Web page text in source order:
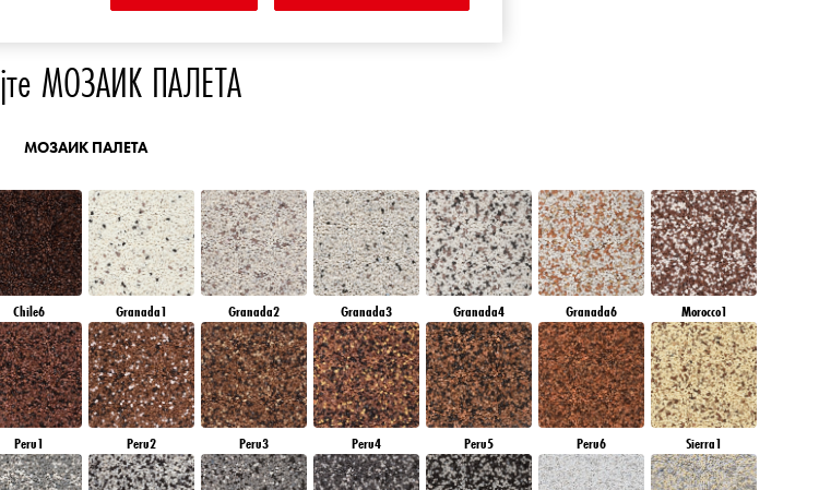
МОЗАИК ПАЛЕТА
МОЗАИК ПАЛЕТА
Chile6 Granada1 Granada2 Granada3 Granada4 Granada6 Morocco1
Peru1 Peru2 Peru3 Peru4 Peru5 Peru6 Sierra1